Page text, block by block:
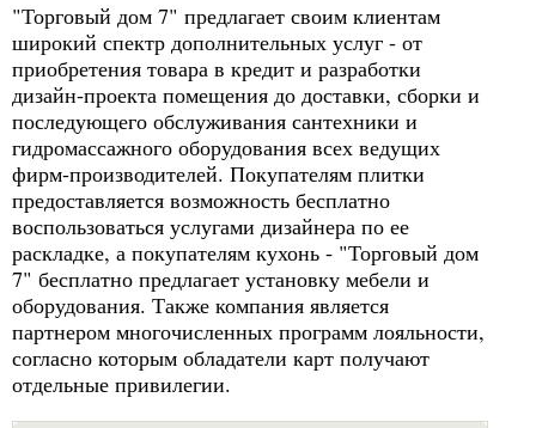
"Торговый дом 7" предлагает своим клиентам
широкий спектр дополнительных услуг - от
приобретения товара в кредит и разработки
дизайн-проекта помещения до доставки, сборки и
последующего обслуживания сантехники и
гидромассажного оборудования всех ведущих
фирм-производителей. Покупателям плитки
предоставляется возможность бесплатно
воспользоваться услугами дизайнера по ее
раскладке, а покупателям кухонь - "Торговый дом
7" бесплатно предлагает установку мебели и
оборудования. Также компания является
партнером многочисленных программ лояльности,
согласно которым обладатели карт получают
отдельные привилегии.